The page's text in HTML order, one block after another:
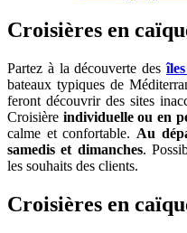
Croisières en
Partez à la découverte des
bateaux typiques de
feront découvrir des sites
Croisière individuelle ou en
calme et confortable. Au
samedis et dimanches.
les souhaits des clients.
Croisières en